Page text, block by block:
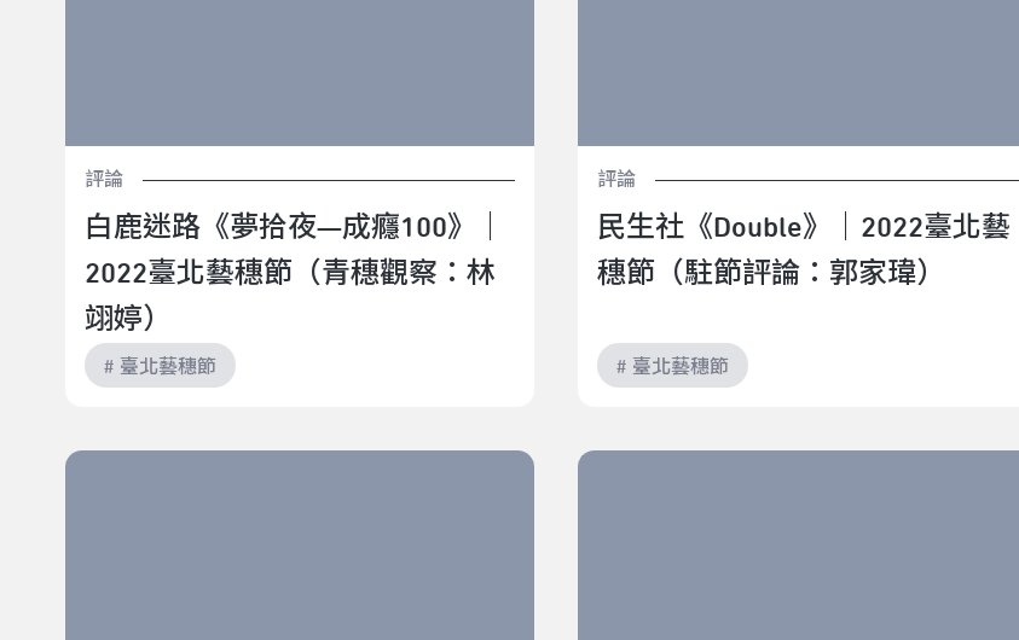
評論
白鹿迷路《夢拾夜—成癮100》｜
2022臺北藝穗節（青穗觀察：林
翊婷）
# 臺北藝穗節
評論
民生社《Double》｜2022臺北藝
穗節（駐節評論：郭家瑋）
# 臺北藝穗節
一百分鐘的快轉人生｜2022臺北藝穗節《Play
是一個人，也不是一個人｜2022臺北藝穗節《課堂驚